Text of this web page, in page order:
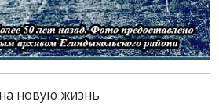
новую жизнь